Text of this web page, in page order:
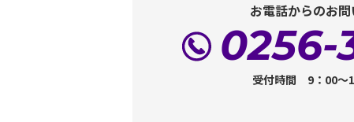
お電話からのお
0256-
受付時間 9：00～